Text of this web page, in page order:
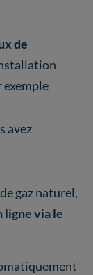
de
exemple
avez
gaz naturel,
ligne via le